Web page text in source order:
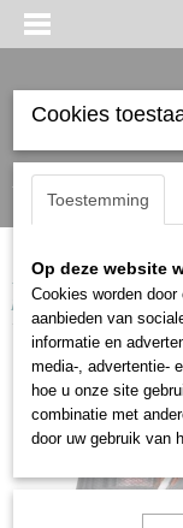
Inloggen Registreren
Home>diverse
potloden
Cookies
Toestemming
Op deze website
Cookies worden
aanbieden van
informatie en
media-, advertentie-
hoe u onze site
combinatie met
door uw gebruik van